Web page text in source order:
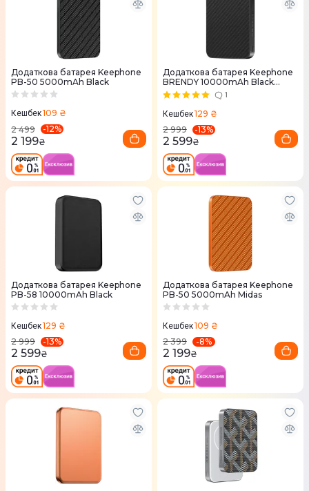
Додаткова батарея Keephone
PB-50 5000mAh Black
Кешбек109 ₴
2 499
-12%
2 199₴
Додаткова батарея Keephone
BRENDY 10000mAh Black
(KPBREPB-51BK)
1
Кешбек129 ₴
2 999
-13%
2 599₴
Додаткова батарея Keephone
PB-58 10000mAh Black
Кешбек129 ₴
2 999
-13%
2 599₴
Додаткова батарея Keephone
PB-50 5000mAh Midas
Кешбек109 ₴
2 399
-8%
2 199₴